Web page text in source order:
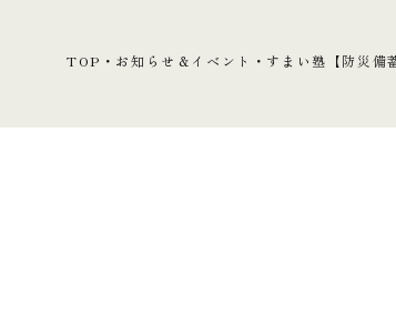
TOP ・ お知らせ＆イベント ・ すまい塾【防災備